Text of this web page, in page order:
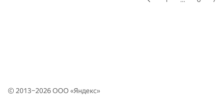
© 2013–2026 ООО «Яндекс»